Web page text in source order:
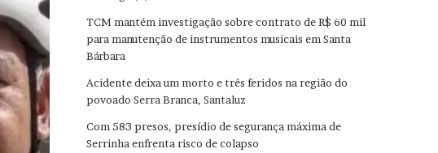
TCM mantém investigação sobre contrato de R$ 60 mil
para manutenção de instrumentos musicais em Santa
Bárbara
Acidente deixa um morto e três feridos na região do
povoado Serra Branca, Santaluz
Com 583 presos, presídio de segurança máxima de
Serrinha enfrenta risco de colapso